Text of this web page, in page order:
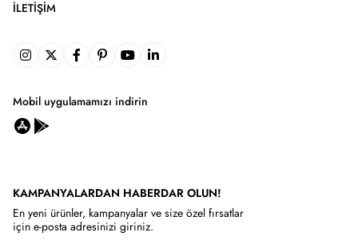
İLETIŞIM
Mobil uygulamamızı indirin
KAMPANYALARDAN HABERDAR OLUN!
En yeni ürünler, kampanyalar ve size özel fırsatlar
için e-posta adresinizi giriniz.